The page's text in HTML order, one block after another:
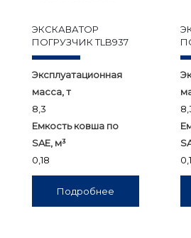
ЭКСКАВАТОР
ПОГРУЗЧИК TLB937
Эксплуатационная
масса, т
8,3
Емкость ковша по
SAE, м³
0,18
Подробнее